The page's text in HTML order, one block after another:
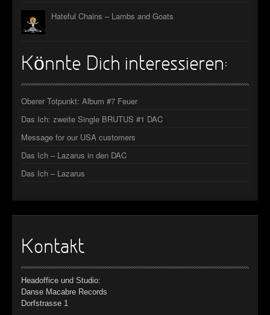
Hateful Chains – Lambs and Goats
Könnte Dich interessieren:
Oberer Totpunkt: Album #7 Feuer
Das Ich: zweite Single BRUTUS #1 DAC
Message for our USA customers
Das Ich – Lazarus in den DAC
Das Ich – Lazarus
Kontakt
Headoffice und Studio:
Danse Macabre Records
Dorfstrasse 1